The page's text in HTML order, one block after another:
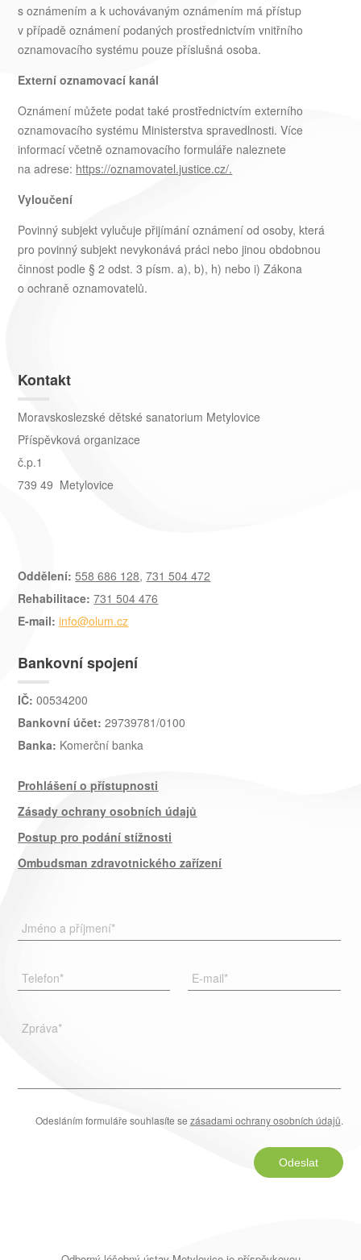
s oznámením a k uchovávaným oznámením má přístup
v případě oznámení podaných prostřednictvím vnitřního
oznamovacího systému pouze příslušná osoba.
Externí oznamovací kanál
Oznámení můžete podat také prostřednictvím externího
oznamovacího systému Ministerstva spravedlnosti. Více
informací včetně oznamovacího formuláře naleznete
na adrese: https://oznamovatel.justice.cz/.
Vyloučení
Povinný subjekt vylučuje přijímání oznámení od osoby, která
pro povinný subjekt nevykonává práci nebo jinou obdobnou
činnost podle § 2 odst. 3 písm. a), b), h) nebo i) Zákona
o ochraně oznamovatelů.
Kontakt
Moravskoslezské dětské sanatorium Metylovice
Příspěvková organizace
č.p.1
739 49 Metylovice
Oddělení: 558 686 128,731 504 472
Rehabilitace: 731 504 476
E-mail: info@olum.cz
Bankovní spojení
IČ: 00534200
Bankovní účet: 29739781/0100
Banka: Komerční banka
Prohlášení o přístupnosti
Zásady ochrany osobních údajů
Postup pro podání stížnosti
Ombudsman zdravotnického zařízení
Jméno a příjmení*
Telefon* E-mail*
Zpráva*
Odesláním formuláře souhlasíte se zásadami ochrany osobních údajů.
Odeslat